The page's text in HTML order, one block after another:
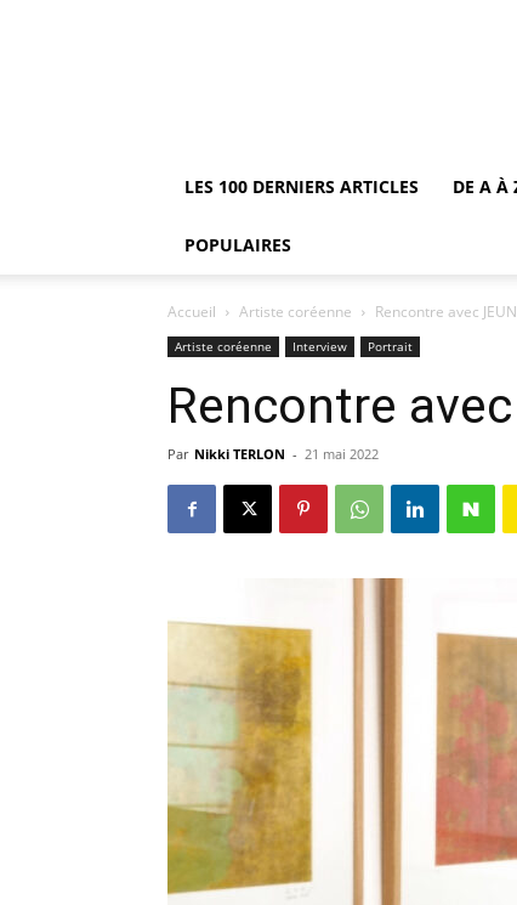
LES 100 DERNIERS ARTICLES DE A À
POPULAIRES
Accueil Artiste coréenne Rencontre avec
Artiste coréenne Interview Portrait
Rencontre
Par Nikki TERLON - 21 mai 2022